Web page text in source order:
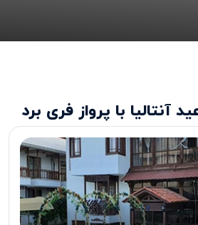
آنتالیا با پرواز فری برد